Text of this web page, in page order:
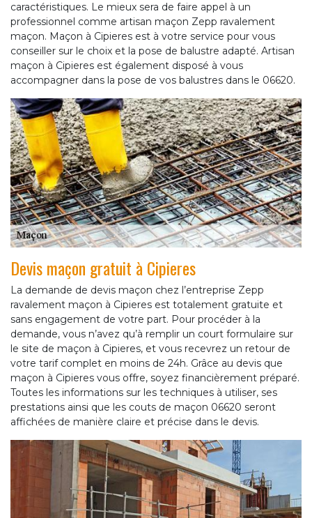
caractéristiques. Le mieux sera de faire appel à un
professionnel comme artisan maçon Zepp ravalement
maçon. Maçon à Cipieres est à votre service pour vous
conseiller sur le choix et la pose de balustre adapté. Artisan
maçon à Cipieres est également disposé à vous
accompagner dans la pose de vos balustres dans le 06620.
Devis maçon gratuit à Cipieres
La demande de devis maçon chez l’entreprise Zepp
ravalement maçon à Cipieres est totalement gratuite et
sans engagement de votre part. Pour procéder à la
demande, vous n’avez qu’à remplir un court formulaire sur
le site de maçon à Cipieres, et vous recevrez un retour de
votre tarif complet en moins de 24h. Grâce au devis que
maçon à Cipieres vous offre, soyez financièrement préparé.
Toutes les informations sur les techniques à utiliser, ses
prestations ainsi que les couts de maçon 06620 seront
affichées de manière claire et précise dans le devis.